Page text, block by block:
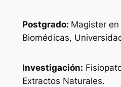
Postgrado: Magister en
Biomédicas,
Investigación:
Extractos Naturales.